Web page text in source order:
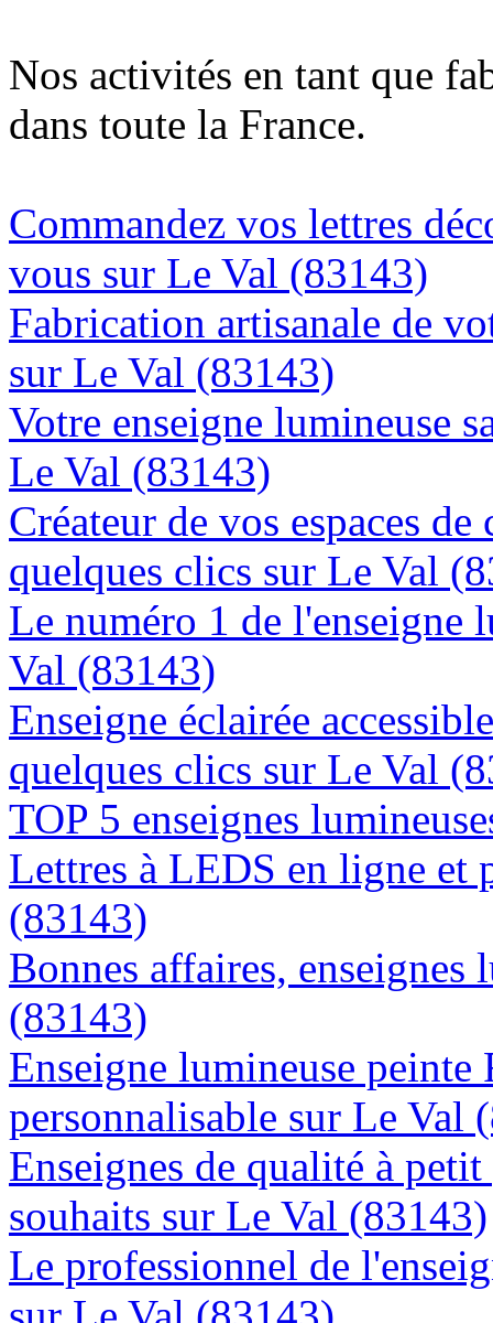
Nos activités en tant que
dans toute la France.
Commandez vos lettres
vous sur Le Val (83143)
Fabrication artisanale de
sur Le Val (83143)
Votre enseigne lumineuse
Le Val (83143)
Créateur de vos espaces
quelques clics sur Le Val
Le numéro 1 de l'enseigne
Val (83143)
Enseigne éclairée
quelques clics sur Le Val
TOP 5 enseignes
Lettres à LEDS en ligne et
(83143)
Bonnes affaires, enseignes
(83143)
Enseigne lumineuse
personnalisable sur Le Val
Enseignes de qualité à
souhaits sur Le Val (83143)
Le professionnel de